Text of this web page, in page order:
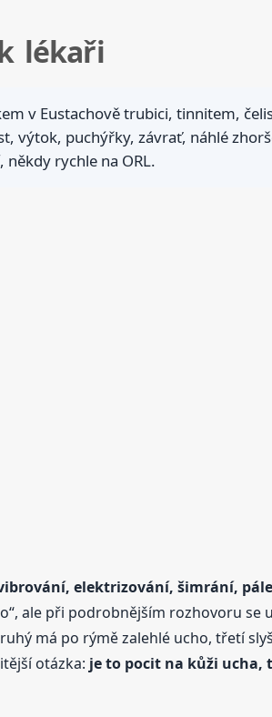
lékaři
v Eustachově trubici, tinnitem,
výtok, puchýřky, závrať, náhlé
rychle na ORL.
elektrizování, šimrání,
ale při podrobnějším rozhovoru se
má po rýmě zalehlé ucho, třetí
otázka: je to pocit na kůži ucha,